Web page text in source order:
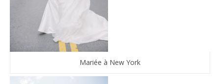
Mariée à New York